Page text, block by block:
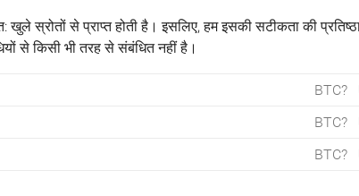
स्रोतों से प्राप्त होती है। इसलिए, हम इसकी सटीकता की
से किसी भी तरह से संबंधित नहीं है।
BTC?
BTC?
BTC?